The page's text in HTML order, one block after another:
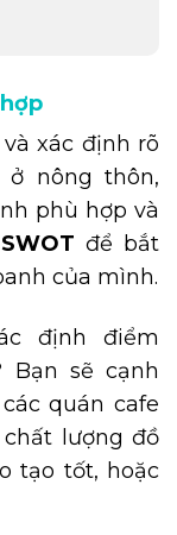
xác định rõ
ở nông thôn,
phù hợp và
SWOT để bắt
của mình.
định điểm
sẽ cạnh
quán cafe
lượng đồ
tạo tốt, hoặc